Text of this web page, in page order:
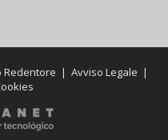
Redentore |Avviso Legale |